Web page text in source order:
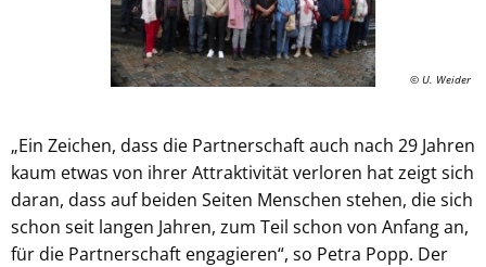
© U. Weider
„Ein Zeichen, dass die Partnerschaft auch nach 29 Jahren
kaum etwas von ihrer Attraktivität verloren hat zeigt sich
daran, dass auf beiden Seiten Menschen stehen, die sich
schon seit langen Jahren, zum Teil schon von Anfang an,
für die Partnerschaft engagieren“, so Petra Popp. Der